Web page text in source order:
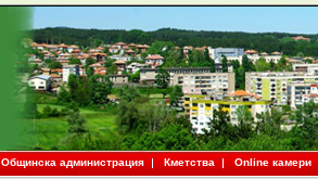
Общинска администрация Кметства Online камери